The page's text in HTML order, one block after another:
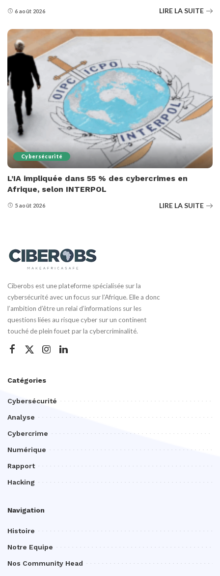
6 août 2026 LIRE LA SUITE
Cybersécurité
L’IA impliquée dans 55 % des cybercrimes en
Afrique, selon INTERPOL
5 août 2026 LIRE LA SUITE
Ciberobs est une plateforme spécialisée sur la
cybersécurité avec un focus sur l’Afrique. Elle a donc
l’ambition d’être un relai d’informations sur les
questions liées au risque cyber sur un continent
touché de plein fouet par la cybercriminalité.
Catégories
Cybersécurité
Analyse
Cybercrime
Numérique
Rapport
Hacking
Navigation
Histoire
Notre Equipe
Nos Community Head